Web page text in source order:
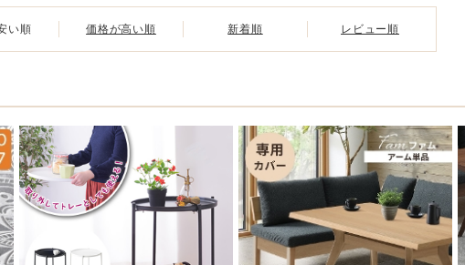
い順 価格が高い順 新着順 レビュー順